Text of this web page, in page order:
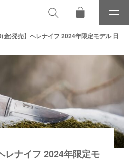
メ
ニ
ュ
金)発売】ヘレナイフ 2024年限定モデル 日
レナイフ 2024年限定モ